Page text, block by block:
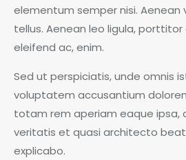
elementum semper nisi.
tellus. Aenean leo ligula,
eleifend ac, enim.
Sed ut perspiciatis, unde omnis
voluptatem accusantium
totam rem aperiam eaque ipsa,
veritatis et quasi architecto
explicabo.